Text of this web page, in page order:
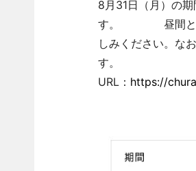
8月31日（月）の
す。 昼間とは異
しみください。な
す。
URL： https://